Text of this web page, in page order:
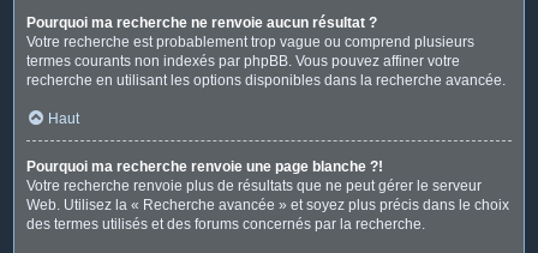
Pourquoi ma recherche ne renvoie aucun résultat ?
Votre recherche est probablement trop vague ou comprend plusieurs
termes courants non indexés par phpBB. Vous pouvez affiner votre
recherche en utilisant les options disponibles dans la recherche avancée.
Haut
Pourquoi ma recherche renvoie une page blanche ?!
Votre recherche renvoie plus de résultats que ne peut gérer le serveur
Web. Utilisez la « Recherche avancée » et soyez plus précis dans le choix
des termes utilisés et des forums concernés par la recherche.